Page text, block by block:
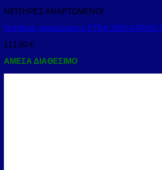
ΝΙΠΤΗΡΕΣ ΑΝΑΡΤΩΜΕΝΟΙ
Νιπτήρας αναρτώμενος ETNA 1065 KARAG
111,00 €
ΑΜΕΣΑ ΔΙΑΘΕΣΙΜΟ